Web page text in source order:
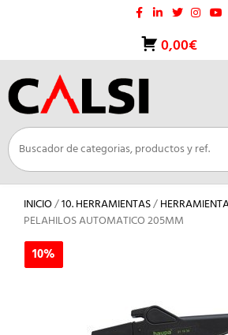
0,00€
INICIO/10. HERRAMIENTAS/
PELAHILOS AUTOMATICO 205MM
10%
10%